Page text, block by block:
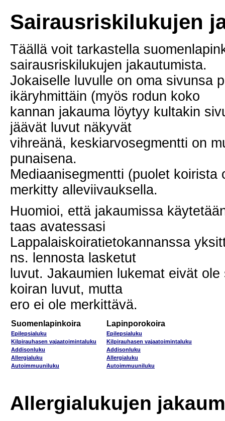
Sairausriskilukujen
Täällä voit tarkastella
sairausriskilukujen jakautumista.
Jokaiselle luvulle on oma sivunsa
ikäryhmittäin (myös rodun koko
kannan jakauma löytyy kultakin
jäävät luvut näkyvät
vihreänä, keskiarvosegmentti on
punaisena.
Mediaanisegmentti (puolet
merkitty alleviivauksella.
Huomioi, että jakaumissa
taas avatessasi
Lappalaiskoiratietokannanssa
ns. lennosta lasketut
luvut. Jakaumien lukemat eivät
koiran luvut, mutta
ero ei ole merkittävä.
Suomenlapinkoira Lapinporokoira
Epilepsialuku
Epilepsialuku
Kilpirauhasen vajaatoimintaluku
Kilpirauhasen vajaatoimintaluku
Addisonluku
Addisonluku
Allergialuku
Allergialuku
Autoimmuuniluku
Autoimmuuniluku
Allergialukujen